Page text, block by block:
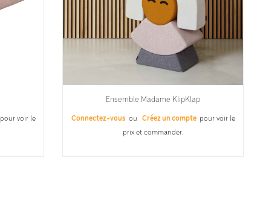
pour voir le
Ensemble Madame KlipKlap
Connectez-vous ou Créez un compte pour voir le
prix et commander.